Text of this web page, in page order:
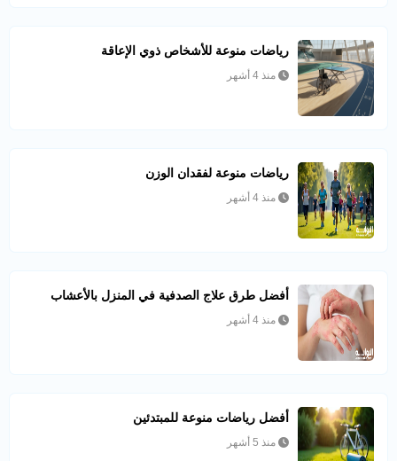
رياضات منوعة للأشخاص ذوي الإعاقة
منذ 4 أشهر
رياضات منوعة لفقدان الوزن
منذ 4 أشهر
أفضل طرق علاج الصدفية في المنزل بالأعشاب
منذ 4 أشهر
أفضل رياضات منوعة للمبتدئين
منذ 5 أشهر